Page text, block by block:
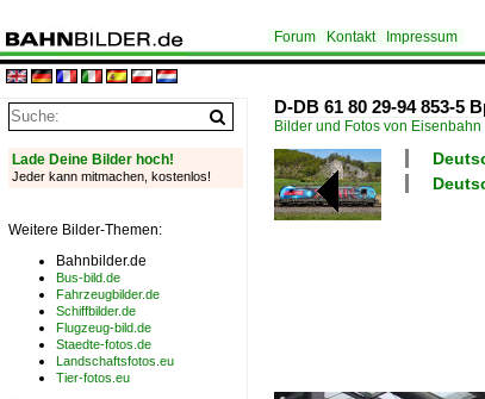
Forum Kontakt Impressum
D-DB 61 80 29-94 853-5
Bilder und Fotos von
Lade Deine Bilder hoch!
Jeder kann mitmachen, kostenlos!
Weitere Bilder-Themen:
Bahnbilder.de
Bus-bild.de
Fahrzeugbilder.de
Schiffbilder.de
Flugzeug-bild.de
Staedte-fotos.de
Landschaftsfotos.eu
Tier-fotos.eu